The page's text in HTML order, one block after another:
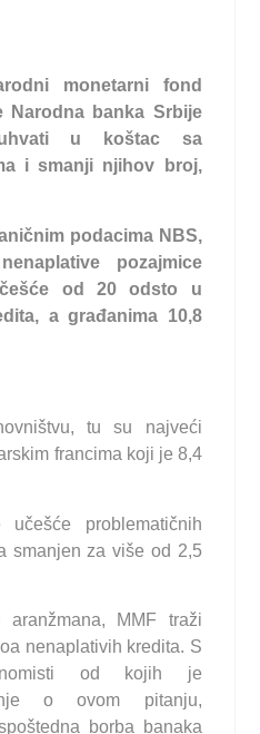
monetarni fond
Narodna banka Srbije
u koštac sa
i smanji njihov broj,
podacima NBS,
pozajmice
od 20 odsto u
a građanima 10,8
tu su najveći
francima koji je 8,4
problematičnih
smanjen za više od 2,5
aranžmana, MMF traži
nenaplativih kredita. S
od kojih je
o ovom pitanju,
borba banaka